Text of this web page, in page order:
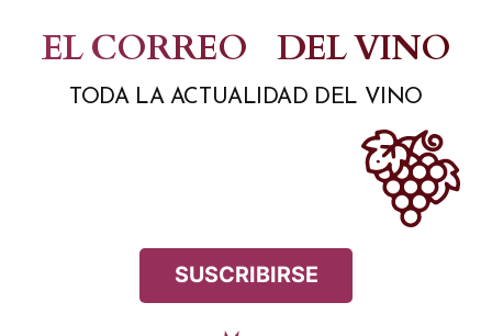
contenido
EL CORREO DEL VINO
TODA LA ACTUALIDAD DEL VINO
SUSCRIBIRSE